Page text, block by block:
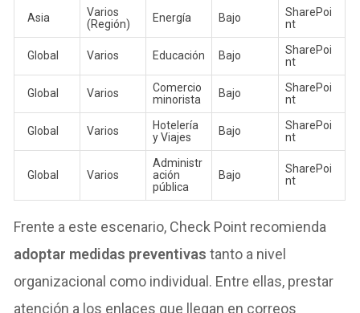
Asia
Varios
(Región)
Energía Bajo
SharePoi
nt
Global Varios Educación Bajo
SharePoi
nt
Global Varios
Comercio
minorista
Bajo
SharePoi
nt
Global Varios
Hotelería
y Viajes
Bajo
SharePoi
nt
Global Varios
Administr
ación
pública
Bajo
SharePoi
nt
Frente a este escenario, Check Point recomienda
adoptar medidas preventivas tanto a nivel
organizacional como individual. Entre ellas, prestar
atención a los enlaces que llegan en correos